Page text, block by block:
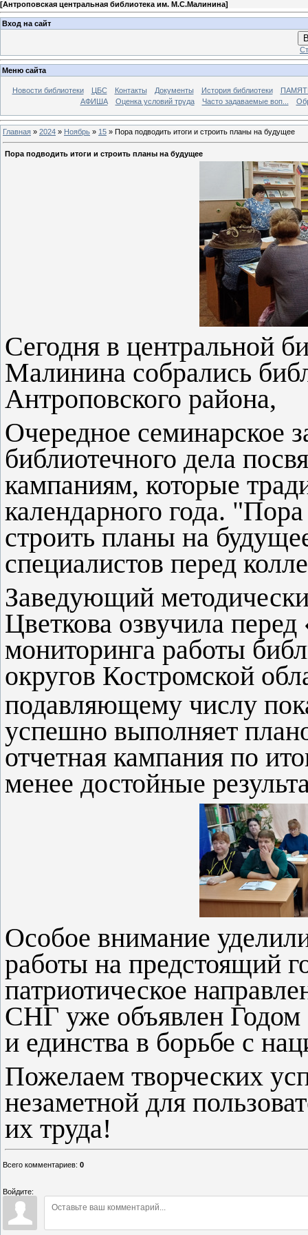
[Антроповская центральная библиотека им. М.С.Малинина]
Вход на сайт
Меню сайта
Новости библиотеки ЦБС Контакты Документы История библиотеки
АФИША
Оценка условий труда Часто задаваемые воп...
Главная » 2024 » Ноябрь » 15 » Пора подводить итоги и строить планы на будущее
Пора подводить итоги и строить планы на будущее
Сегодня в центральной
Малинина собрались
Антроповского района,
Очередное семинарское
библиотечного дела
кампаниям, которые
календарного года.
строить планы на
специалистов перед
Заведующий
Цветкова озвучила
мониторинга работы
округов Костромской
подавляющему числу
успешно выполняет
отчетная кампания по
менее достойные
Особое внимание
работы на предстоящий
патриотическое
СНГ уже объявлен
и единства в борьбе с
Пожелаем творческих
незаметной для
их труда!
Всего комментариев: 0
Войдите: